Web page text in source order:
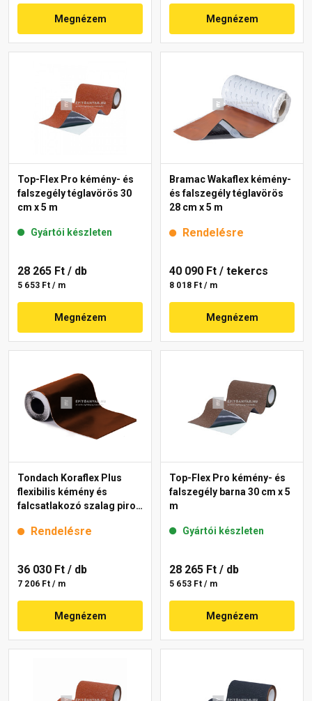
Megnézem Megnézem
Top-Flex Pro kémény- és
falszegély téglavörös 30
cm x 5 m
Gyártói készleten
28 265 Ft / db
5 653 Ft / m
Megnézem
Bramac Wakaflex kémény-
és falszegély téglavörös
28 cm x 5 m
Rendelésre
40 090 Ft / tekercs
8 018 Ft / m
Megnézem
Tondach Koraflex Plus
flexibilis kémény és
falcsatlakozó szalag piros
Rendelésre
36 030 Ft / db
7 206 Ft / m
Megnézem
Top-Flex Pro kémény- és
falszegély barna 30 cm x 5
m
Gyártói készleten
28 265 Ft / db
5 653 Ft / m
Megnézem